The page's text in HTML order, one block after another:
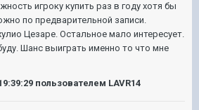
игроку купить раз в году хотя бы
по предварительной записи.
Цезаре. Остальное мало интересует.
Шанс выиграть именно то что мне
пользователем LAVR14